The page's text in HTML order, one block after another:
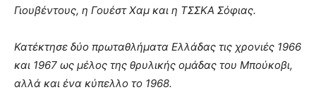
Γιουβέντους, η Γουέστ Χαμ και η ΤΣΣΚΑ Σόφιας.
Κατέκτησε δύο πρωταθλήματα Ελλάδας τις χρονιές 1966
και 1967 ως μέλος της θρυλικής ομάδας του Μπούκοβι,
αλλά και ένα κύπελλο το 1968.